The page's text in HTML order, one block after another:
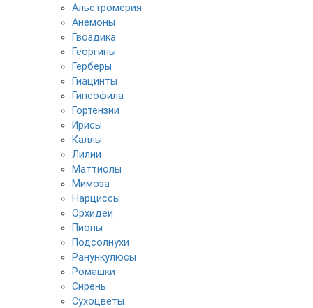
Альстромерия
Анемоны
Гвоздика
Георгины
Герберы
Гиацинты
Гипсофила
Гортензии
Ирисы
Каллы
Лилии
Маттиолы
Мимоза
Нарциссы
Орхидеи
Пионы
Подсолнухи
Ранункулюсы
Ромашки
Сирень
Сухоцветы